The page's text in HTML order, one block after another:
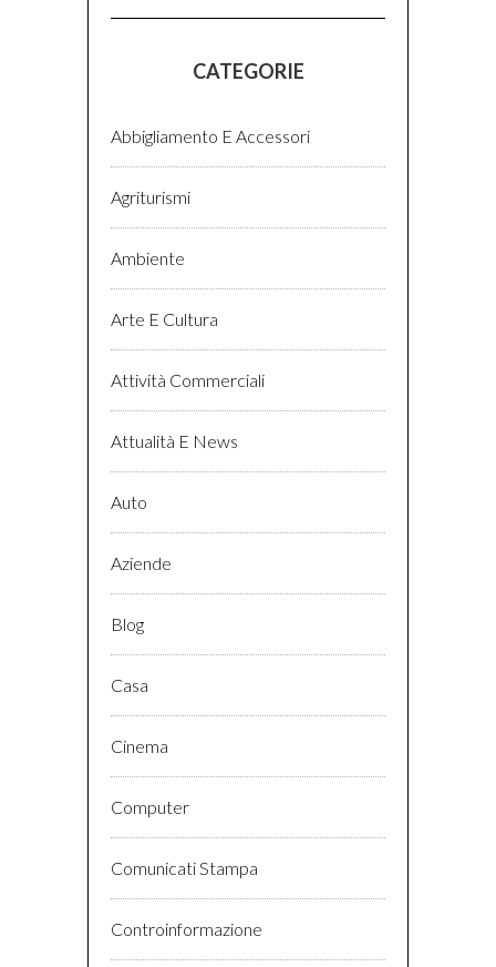
CATEGORIE
Abbigliamento E Accessori
Agriturismi
Ambiente
Arte E Cultura
Attività Commerciali
Attualità E News
Auto
Aziende
Blog
Casa
Cinema
Computer
Comunicati Stampa
Controinformazione